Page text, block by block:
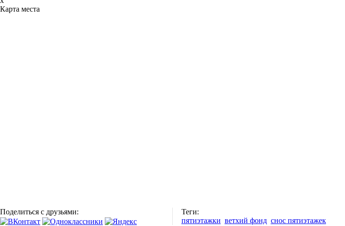
Карта места
Поделиться с друзьями:
Теги:
пятиэтажки ветхий фонд снос пятиэтажек